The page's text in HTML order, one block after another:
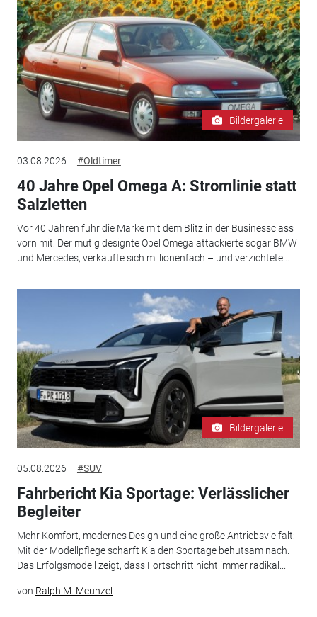
Bildergalerie
03.08.2026 #Oldtimer
40 Jahre Opel Omega A: Stromlinie statt
Salzletten
Vor 40 Jahren fuhr die Marke mit dem Blitz in der Businessclass
vorn mit: Der mutig designte Opel Omega attackierte sogar BMW
und Mercedes, verkaufte sich millionenfach – und verzichtete...
Bildergalerie
05.08.2026 #SUV
Fahrbericht Kia Sportage: Verlässlicher
Begleiter
Mehr Komfort, modernes Design und eine große Antriebsvielfalt:
Mit der Modellpflege schärft Kia den Sportage behutsam nach.
Das Erfolgsmodell zeigt, dass Fortschritt nicht immer radikal...
von Ralph M. Meunzel